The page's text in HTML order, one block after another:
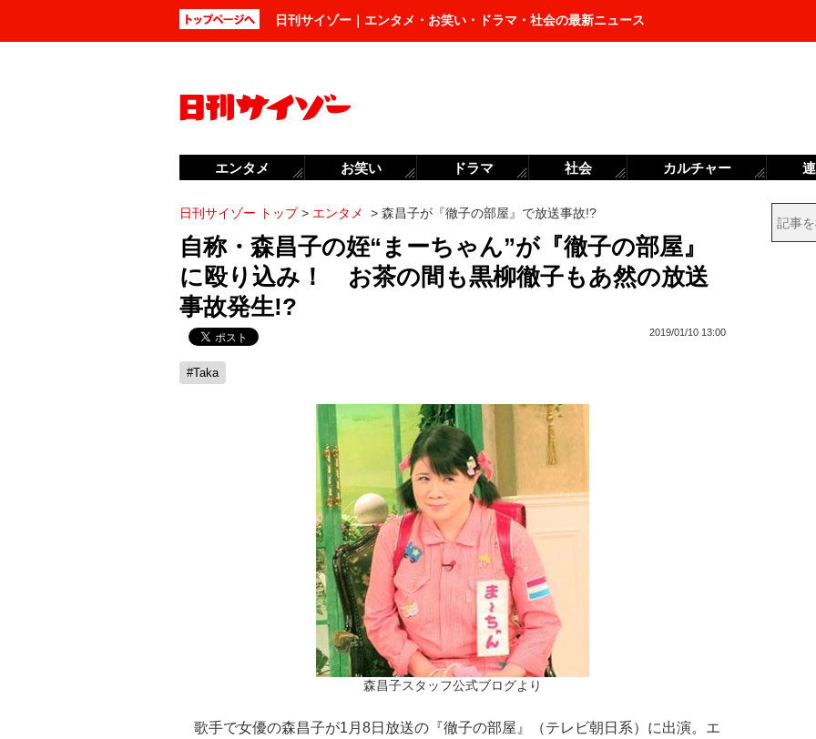
日刊サイゾー｜エンタメ・お笑い・ドラマ・社会の最新ニュース
日刊サイゾー トップ> エンタメ > 森昌子が『徹子の部屋』で放送事故!?
自称・森昌子の姪“まーちゃん”が『徹子の部屋』
に殴り込み！ お茶の間も黒柳徹子もあ然の放送
事故発生!?
2019/01/10 13:00
#Taka
森昌子スタッフ公式ブログより
歌手で女優の森昌子が1月8日放送の『徹子の部屋』（テレビ朝日系）に出演。エ
エンタメ お笑い ドラマ 社会 カルチャー